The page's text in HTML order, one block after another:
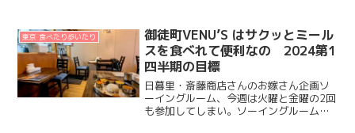
東京 食べたり歩いたり
御徒町VENU’S はサクッとミール
スを食べれて便利なの 2024第1
四半期の目標
日暮里・斎藤商店さんのお嫁さん企画ソ
ーイングルーム、今週は火曜と金曜の2回
も参加してしまい。ソーイングルームで